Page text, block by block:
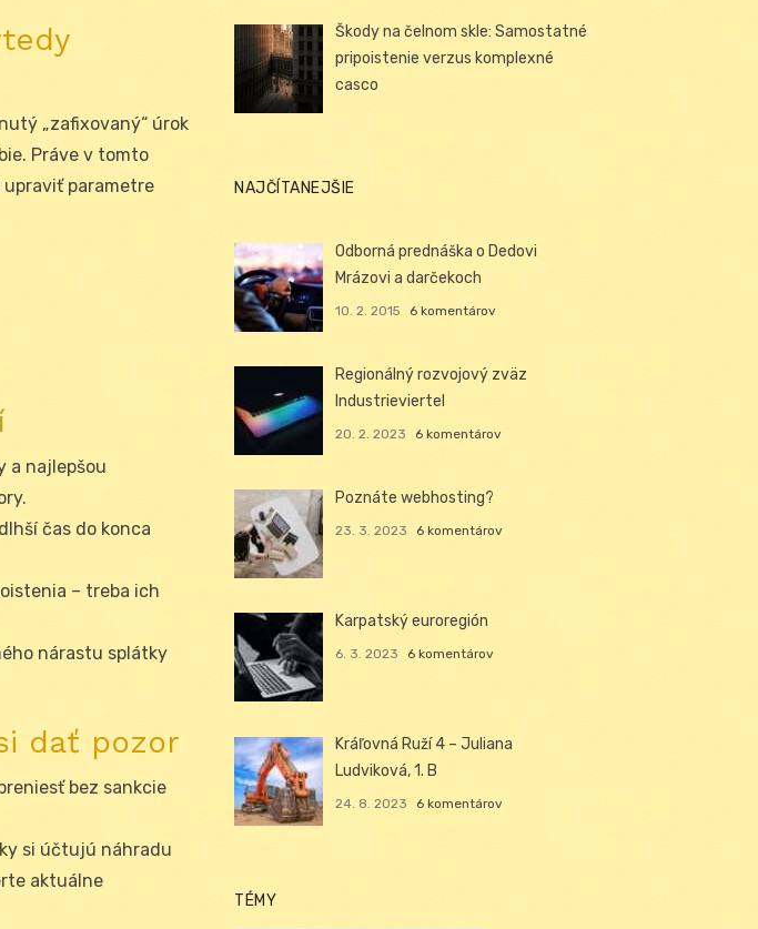
„zafixovaný“ úrok
Práve v tomto
parametre
a najlepšou
čas do konca
– treba ich
nárastu splátky
dať pozor
bez sankcie
si účtujú náhradu
aktuálne
Škody na čelnom skle: Samostatné
pripoistenie verzus komplexné
casco
NAJČÍTANEJŠIE
Odborná prednáška o Dedovi
Mrázovi a darčekoch
10. 2. 2015 6 komentárov
Regionálný rozvojový zväz
Industrieviertel
20. 2. 2023 6 komentárov
Poznáte webhosting?
23. 3. 2023 6 komentárov
Karpatský euroregión
6. 3. 2023 6 komentárov
Kráľovná Ruží 4 – Juliana
Ludviková, 1. B
24. 8. 2023 6 komentárov
TÉMY